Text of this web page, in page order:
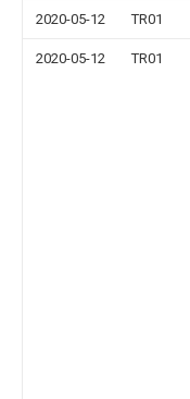
2020-05-12 TR01
2020-05-12 TR01